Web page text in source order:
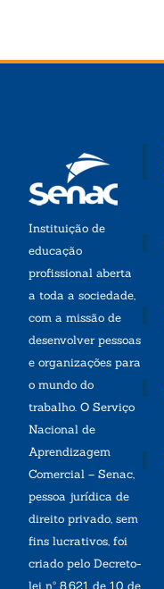
Instituição de
educação
profissional aberta
a toda a sociedade,
com a missão de
desenvolver pessoas
e organizações para
o mundo do
trabalho. O Serviço
Nacional de
Aprendizagem
Comercial – Senac,
pessoa jurídica de
direito privado, sem
fins lucrativos, foi
criado pelo Decreto-